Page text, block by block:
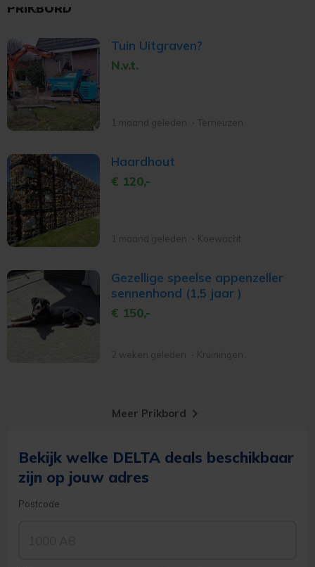
PRIKBORD
Tuin Uitgraven?
N.v.t.
1 maand geleden Terneuzen
Haardhout
€ 120,-
1 maand geleden Koewacht
Gezellige speelse appenzeller
sennenhond (1,5 jaar )
€ 150,-
2 weken geleden Kruiningen
Meer Prikbord keyboard_arrow_right
Bekijk welke DELTA deals beschikbaar
zijn op jouw adres
Postcode